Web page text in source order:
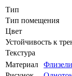
Тип
Тип помещения
Цвет
Устойчивость к
Текстура
Материал